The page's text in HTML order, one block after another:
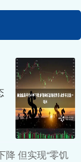
降 但实现“零饥